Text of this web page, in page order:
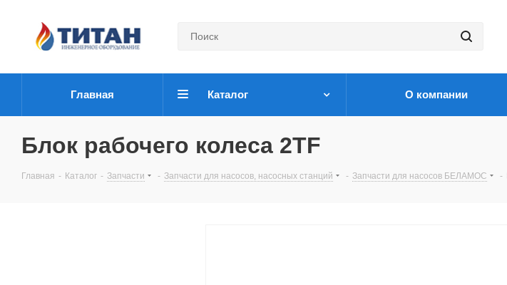
Главная Каталог О компании
Блок рабочего колеса 2TF
Главная - Каталог - Запчасти - Запчасти для насосов, насосных станций - Запчасти для насосов БЕЛАМОС -